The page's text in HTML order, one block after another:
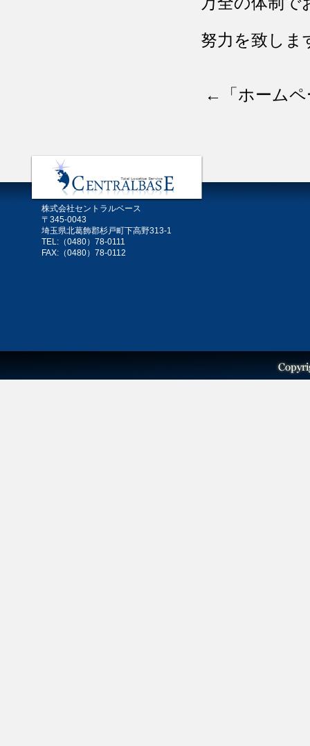
努力を致しま
←「 ホーム
株式会社セントラルベース
〒345-0043
埼玉県北葛飾郡杉戸町下高野313-1
TEL:（0480）78-0111
FAX:（0480）78-0112